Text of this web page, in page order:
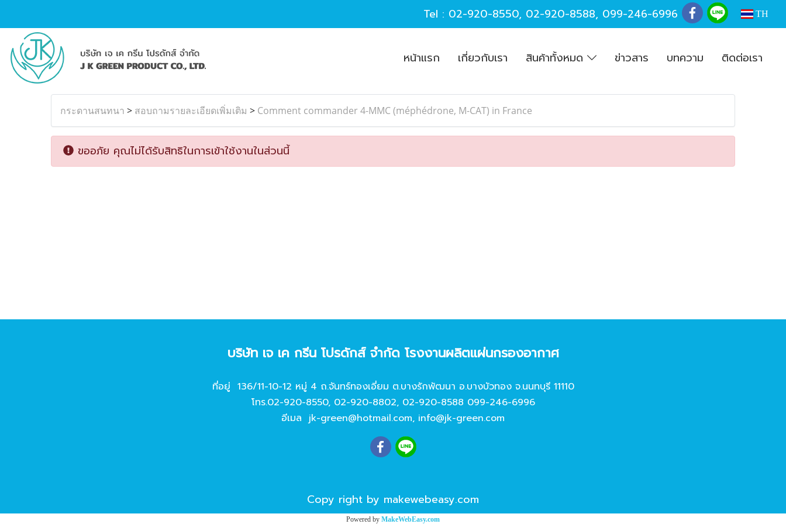
Tel : 02-920-8550, 02-920-8588, 099-246-6996 TH
หน้าแรก เกี่ยวกับเรา สินค้าทั้งหมด ข่าวสาร บทความ ติดต่อเรา
กระดานสนทนา > สอบถามรายละเอียดเพิ่มเติม > Comment commander 4-MMC (méphédrone, M-CAT) in France
ขออภัย คุณไม่ได้รับสิทธิในการเข้าใช้งานในส่วนนี้
บริษัท เจ เค กรีน โปรดักส์ จํากัด โรงงานผลิตแผ่นกรองอากาศ
ที่อยู่ 136/11-10-12 หมู่ 4 ถ.จันทร์ทองเอี่ยม ต.บางรักพัฒนา อ.บางบัวทอง จ.นนทบุรี 11110
โทร.02-920-8550, 02-920-8802, 02-920-8588 099-246-6996
อีเมล jk-green@hotmail.com, info@jk-green.com
Copy right by makewebeasy.com
Powered by MakeWebEasy.com